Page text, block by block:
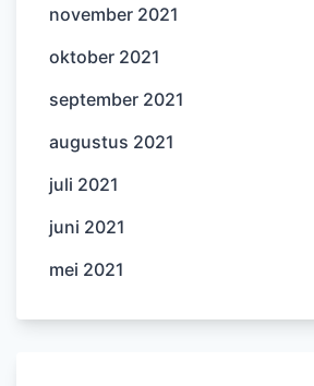
november 2021
oktober 2021
september 2021
augustus 2021
juli 2021
juni 2021
mei 2021